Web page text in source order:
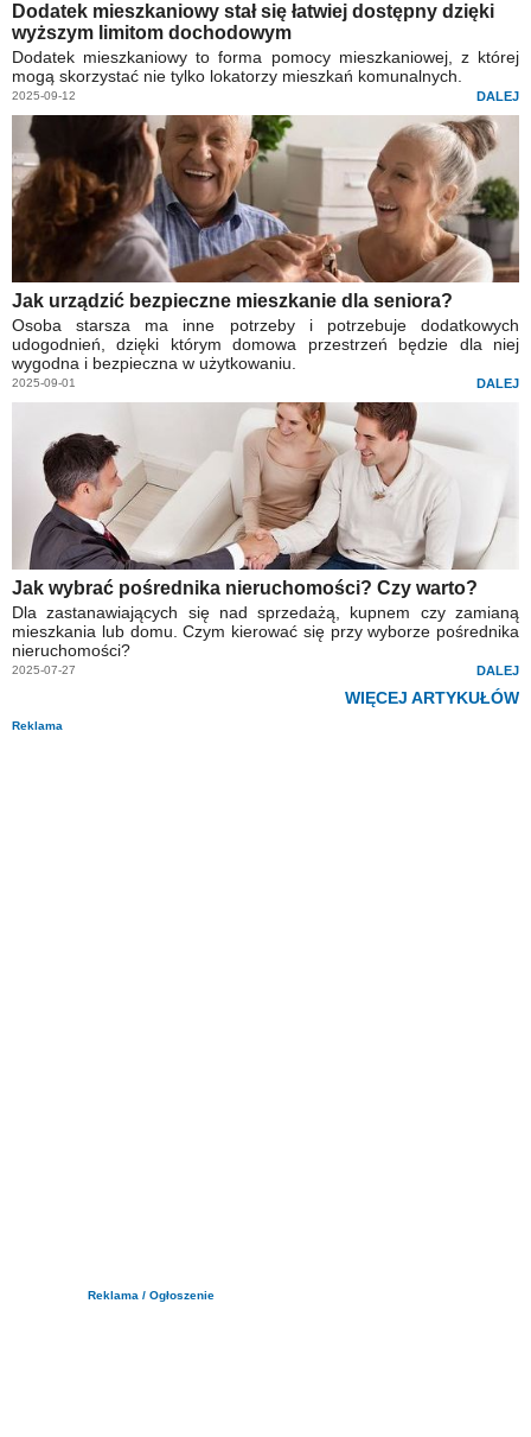
Dodatek mieszkaniowy stał się łatwiej dostępny dzięki
wyższym limitom dochodowym
Dodatek mieszkaniowy to forma pomocy mieszkaniowej, z której
mogą skorzystać nie tylko lokatorzy mieszkań komunalnych.
2025-09-12 DALEJ
Jak urządzić bezpieczne mieszkanie dla seniora?
Osoba starsza ma inne potrzeby i potrzebuje dodatkowych
udogodnień, dzięki którym domowa przestrzeń będzie dla niej
wygodna i bezpieczna w użytkowaniu.
2025-09-01 DALEJ
Jak wybrać pośrednika nieruchomości? Czy warto?
Dla zastanawiających się nad sprzedażą, kupnem czy zamianą
mieszkania lub domu. Czym kierować się przy wyborze pośrednika
nieruchomości?
2025-07-27 DALEJ
WIĘCEJ ARTYKUŁÓW
Reklama
Reklama / Ogłoszenie